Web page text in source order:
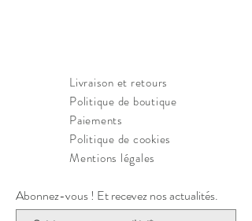
uniquement, pas de sèche-linge
Livraison et retours
Politique de boutique
Paiements
Politique de cookies
Mentions légales
Abonnez-vous ! Et recevez nos actualités.